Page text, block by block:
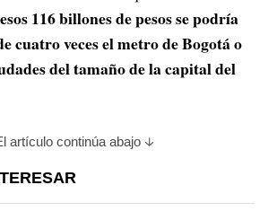
116 billones de pesos se podría
cuatro veces el metro de Bogotá o
del tamaño de la capital del
artículo continúa abajo